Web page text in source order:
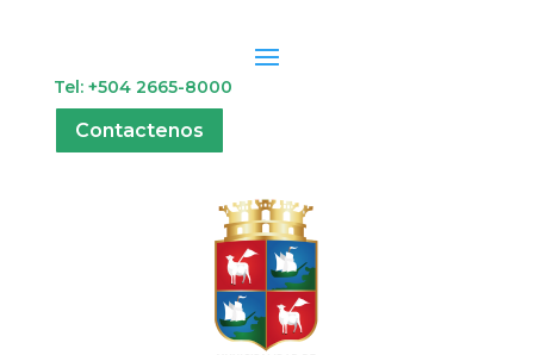
Tel: +504 2665-8000
Contactenos